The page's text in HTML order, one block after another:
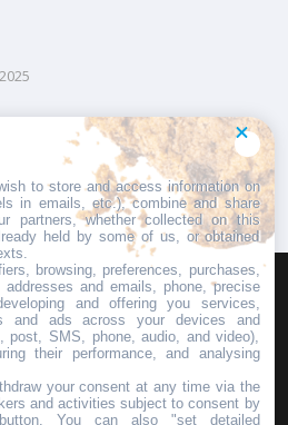
6
UN COMUNICATO STAMPA
to store and access information on
in emails, etc.), combine and share
partners, whether collected on this
held by some of us, or obtained
browsing, preferences, purchases,
and emails, phone, precise
and offering you services,
and ads across your devices and
post, SMS, phone, audio, and video),
their performance, and analysing
your consent at any time via the
and activities subject to consent by
You can also "set detailed